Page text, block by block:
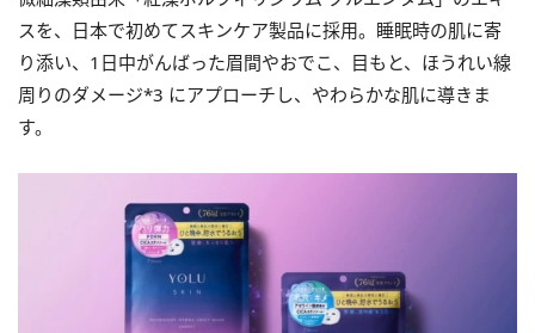
スを、日本で初めてスキンケア製品に採用。睡眠時の肌に寄
り添い、1日中がんばった眉間やおでこ、目もと、ほうれい線
周りのダメージ*3 にアプローチし、やわらかな肌に導きま
す。